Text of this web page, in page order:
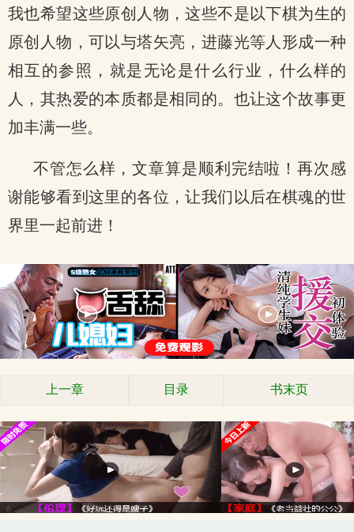
我也希望这些原创人物，这些不是以下棋为生的
原创人物，可以与塔矢亮，进藤光等人形成一种
相互的参照，就是无论是什么行业，什么样的
人，其热爱的本质都是相同的。也让这个故事更
加丰满一些。
不管怎么样，文章算是顺利完结啦！再次感
谢能够看到这里的各位，让我们以后在棋魂的世
界里一起前进！
上一章 目录 书末页